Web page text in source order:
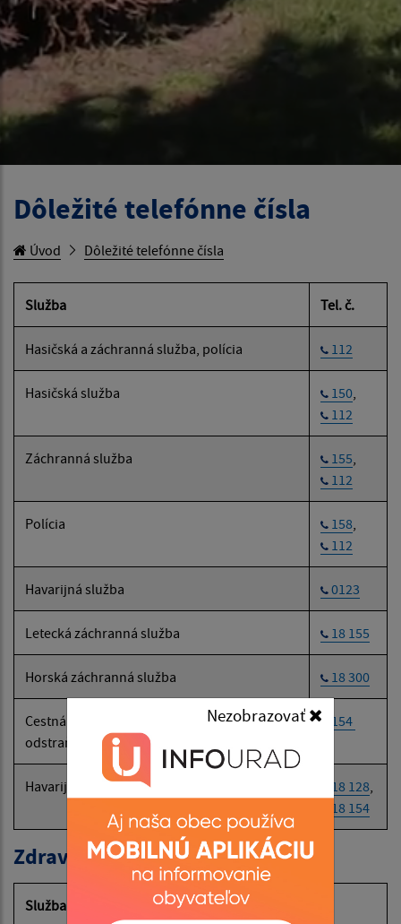
Nezobrazovať
Dôležité telefónne čísla
Úvod Dôležité telefónne čísla
Služba Tel. č.
Hasičská a záchranná služba, polícia 112
Hasičská služba 150
112
Záchranná služba 155
112
Polícia 158
112
Havarijná služba 0123
Letecká záchranná služba 18 155
Horská záchranná služba 18 300
Cestná záchranná služba (SČK):
odstraňovanie následkov dopravných nehôd
154
Havarijná a núdzová služba pre motoristov 18 128
18 154
Zdravotné poisťovne
Služba